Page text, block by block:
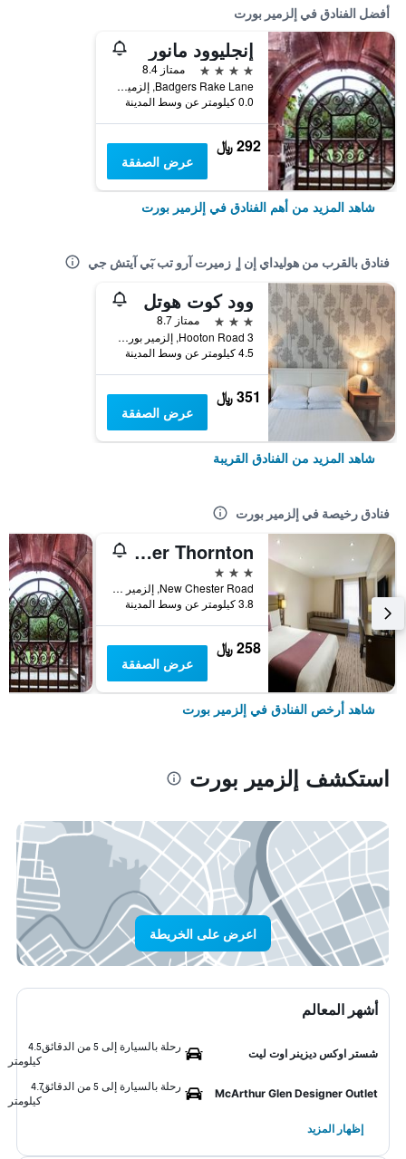
أفضل الفنادق في إلزمير بورت
إنجليوود مانور
4 نجوم
ممتاز 8.4
Badgers Rake Lane, إلزمير بورت, المملكة المتحدة
0.0 كيلومتر عن وسط المدينة
292 ﷼
عرض الصفقة
شاهد المزيد من أهم الفنادق في إلزمير بورت
فنادق بالقرب من هوليداي إن إ ٕ زميرت آرو تب بٓي آيتش جي
وود كوت هوتل
3 نجوم
ممتاز 8.7
3 Hooton Road, إلزمير بورت, المملكة المتحدة
4.5 كيلومتر عن وسط المدينة
351 ﷼
عرض الصفقة
شاهد المزيد من الفنادق القريبة
فنادق رخيصة في إلزمير بورت
Premier Inn Wirral - Childer Thornton
3 نجوم
New Chester Road, إلزمير بورت, المملكة المتحدة
3.8 كيلومتر عن وسط المدينة
258 ﷼
عرض الصفقة
شاهد أرخص الفنادق في إلزمير بورت
استكشف إلزمير بورت
اعرض على الخريطة
أشهر المعالم
شستر اوكس ديزينر اوت ليت
رحلة بالسيارة إلى 5 من الدقائق
4.5
كيلومتر
McArthur Glen Designer Outlet
رحلة بالسيارة إلى 5 من الدقائق
4.7
كيلومتر
إظهار المزيد